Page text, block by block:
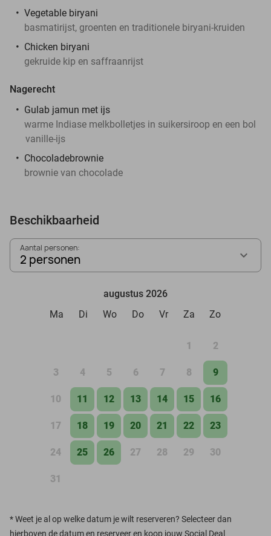
Vegetable biryani
basmatirijst, groenten en traditionele biryani-kruiden
Chicken biryani
gekruide kip en saffraanrijst
Nagerecht
Gulab jamun met ijs
warme Indiase melkbolletjes in suikersiroop en een bol
vanille-ijs
Chocoladebrownie
brownie van chocolade
Beschikbaarheid
Aantal personen:
2 personen
augustus 2026
Ma
Di Wo Do Vr Za Zo
1 2
3 4 5 6 7 8 9
10 11 12 13 14 15 16
17 18 19 20 21 22 23
24 25 26 27 28 29 30
31
*Weet je al op welke datum je wilt reserveren? Selecteer dan
hierboven de datum en reserveer en koop jouw Social Deal